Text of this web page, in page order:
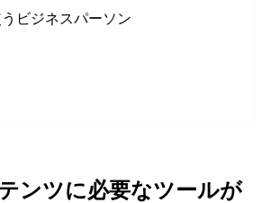
ビジネスパーソン
ンツに必要なツールが